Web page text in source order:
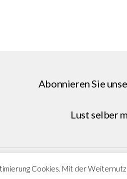
Abonnieren Sie
Lust selber
Cookies. Mit der